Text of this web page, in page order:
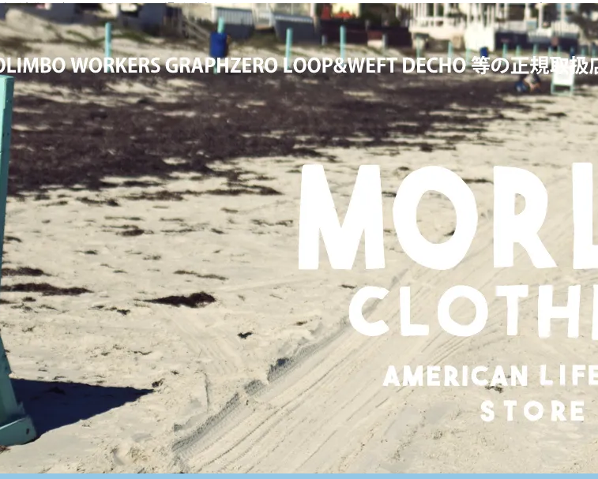
大阪高槻,国産ジーンズ,アメカジ,通販,販売, COLIMBO,コリンボ,WORKERS,ワーカーズ,LOOP&WEFT,ループ＆ウェフト